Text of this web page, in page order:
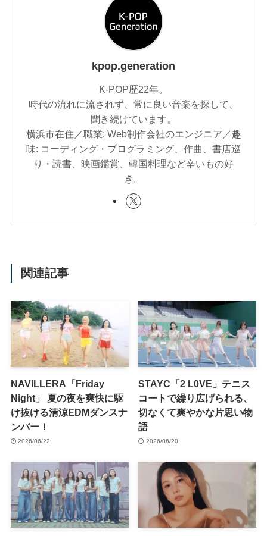
kpop.generation
K-POP歴22年。
時代の流れに流されず、常に良い音楽を探して、
聞き続けています。
横浜市在住／職業: Web制作会社のエンジニア／趣
味: コーディング・プログラミング、作曲、書店巡
り・読書、映画鑑賞、韓国料理など辛いもの好
き。
関連記事
NAVILLERA「Friday
Night」 夏の夜を爽快に駆
け抜ける清涼EDMダンスナ
ンバー！
2026/06/22
STAYC「2 L0VE」テニス
コートで繰り広げられる、
切なくて爽やかな片思い物
語
2026/06/20